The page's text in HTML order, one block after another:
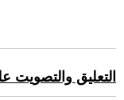
التعليق